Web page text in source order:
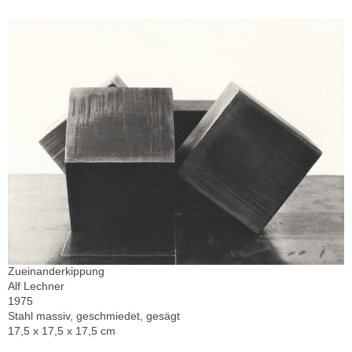
Zueinanderkippung
Alf Lechner
1975
Stahl massiv, geschmiedet, gesägt
17,5 x 17,5 x 17,5 cm